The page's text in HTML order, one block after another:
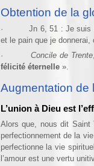
Obtention de la
· Jn 6, 51 : Je suis le
et le pain que je donnerai,
·Concile de Trente
félicité éternelle ».
Augmentation de
L’union à Dieu est
Alors que, nous dit Saint
perfectionnement de la
perfectionne la vie
l’amour est une vertu